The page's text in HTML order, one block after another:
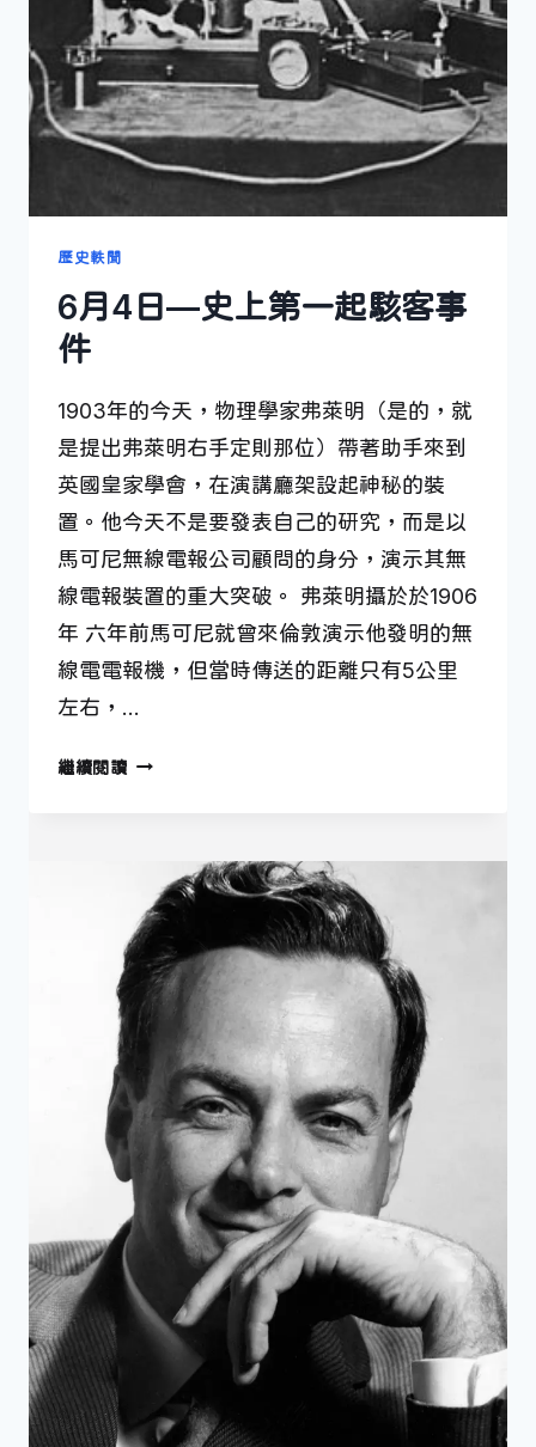
歷史軼聞
6月4日—史上第一起駭客事
件
1903年的今天，物理學家弗萊明（是的，就
是提出弗萊明右手定則那位）帶著助手來到
英國皇家學會，在演講廳架設起神秘的裝
置。他今天不是要發表自己的研究，而是以
馬可尼無線電報公司顧問的身分，演示其無
線電報裝置的重大突破。 弗萊明攝於於1906
年 六年前馬可尼就曾來倫敦演示他發明的無
線電電報機，但當時傳送的距離只有5公里
左右，…
繼續閱讀6
史
上
第
一
起
客
事
件